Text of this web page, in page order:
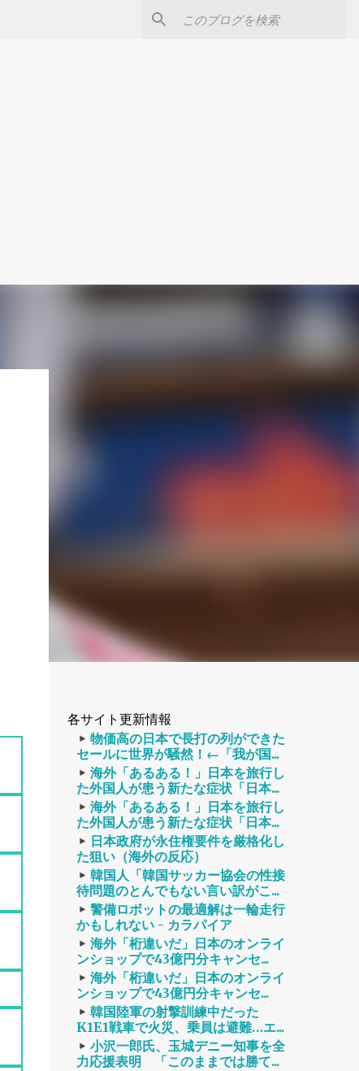
各サイト更新情報
物価高の日本で長打の列ができた
セールに世界が騒然！←「我が国...
海外「あるある！」日本を旅行し
た外国人が患う新たな症状「日本...
海外「あるある！」日本を旅行し
た外国人が患う新たな症状「日本...
日本政府が永住権要件を厳格化し
た狙い（海外の反応）
韓国人「韓国サッカー協会の性接
待問題のとんでもない言い訳がこ...
警備ロボットの最適解は一輪走行
かもしれない - カラパイア
海外「桁違いだ」日本のオンライ
ンショップで43億円分キャンセ...
海外「桁違いだ」日本のオンライ
ンショップで43億円分キャンセ...
韓国陸軍の射撃訓練中だった
K1E1戦車で火災、乗員は避難…エ...
小沢一郎氏、玉城デニー知事を全
力応援表明 「このままでは勝て...